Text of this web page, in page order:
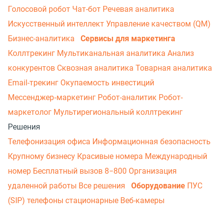
Голосовой робот Чат-бот Речевая аналитика
Искусственный интеллект Управление качеством (QM)
Бизнес-аналитика
Сервисы для маркетинга
Коллтрекинг Мультиканальная аналитика Анализ
конкурентов Сквозная аналитика Товарная аналитика
Email-трекинг Окупаемость инвестиций
Мессенджер‑маркетинг Робот-аналитик Робот-
маркетолог Мультирегиональный коллтрекинг
Решения
Телефонизация офиса Информационная безопасность
Крупному бизнесу Красивые номера Международный
номер Бесплатный вызов 8−800 Организация
удаленной работы Все решения Оборудование ПУС
(SIP) телефоны стационарные Веб-камеры